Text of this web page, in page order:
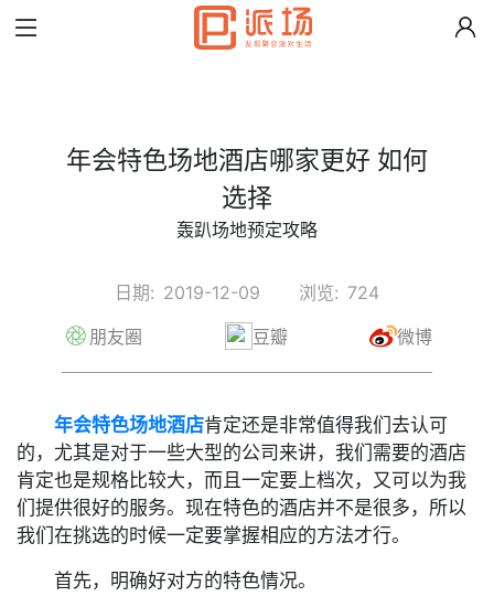
年会特色场地酒店哪家更好 如何
选择
轰趴场地预定攻略
日期: 2019-12-09 浏览: 724
朋友圈
豆瓣 微博
年会特色场地酒店肯定还是非常值得我们去认可
的，尤其是对于一些大型的公司来讲，我们需要的酒店
肯定也是规格比较大，而且一定要上档次，又可以为我
们提供很好的服务。现在特色的酒店并不是很多，所以
我们在挑选的时候一定要掌握相应的方法才行。
首先，明确好对方的特色情况。